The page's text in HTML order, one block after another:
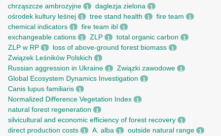
chrząszcze ambrozyjne 1 daglezja zielona 1
ośrodek kultury leśnej 1 tree stand health 1 fire team 1
chemical indicators 1 fire team ibl 1
exchangeable cations 1 ZLP 1 total organic carbon 1
ZLP w RP 1 loss of above-ground forest biomass 1
Związek Leśników Polskich 1
Russian aggression in Ukraine 1 Związki zawodowe 1
Global Ecosystem Dynamics Investigation 1
Canis lupus familiaris 1
Normalized Difference Vegetation Index 1
natural forest regeneration 1
silvicultural and economic efficiency of forest recovery 1
direct production costs 1 A. alba 1 outside natural range 1